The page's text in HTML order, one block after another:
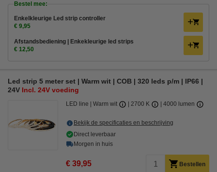
Bestel mee:
Enkelkleurige Led strip controller
€ 9,95
Afstandsbediening | Enkekleurige led strips
€ 12,50
Led strip 5 meter set | Warm wit | COB | 320 leds p/m | IP66 |
24V Incl. 24V voeding
LED line Warm wit 2700 K 4000 lumen
Bekijk de specificaties en beschrijving
Direct leverbaar
Morgen in huis
€ 39,95 Bestellen